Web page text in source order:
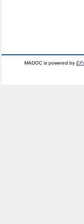
MADOC is powered by